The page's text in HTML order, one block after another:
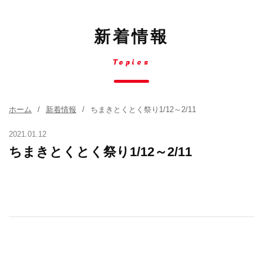
新着情報
Topics
ホーム 新着情報 ちまきとくとく祭り1/12～2/11
2021.01.12
ちまきとくとく祭り1/12～2/11